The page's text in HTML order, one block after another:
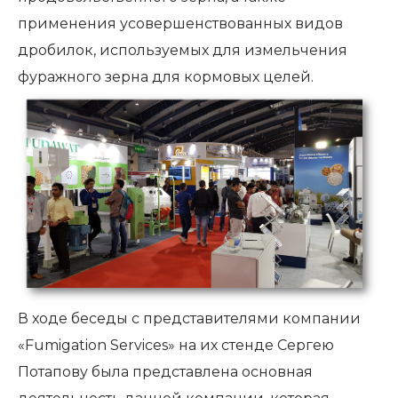
применения усовершенствованных видов
дробилок, используемых для измельчения
фуражного зерна для кормовых целей.
В ходе беседы с представителями компании
«Fumigation Services» на их стенде Сергею
Потапову была представлена основная